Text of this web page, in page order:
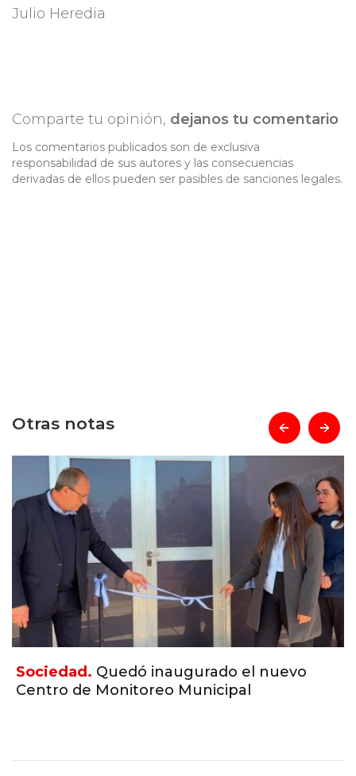
Julio Heredia
Comparte tu opinión, dejanos tu comentario
Los comentarios publicados son de exclusiva
responsabilidad de sus autores y las consecuencias
derivadas de ellos pueden ser pasibles de sanciones legales.
Otras notas
Sociedad. Quedó inaugurado el nuevo
Centro de Monitoreo Municipal
prev next